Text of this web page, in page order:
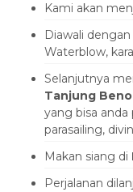
Kami akan
Diawali
Waterblow,
Selanjutnya
Tanjung
yang bisa anda
parasailing,
Makan siang di
Perjalanan